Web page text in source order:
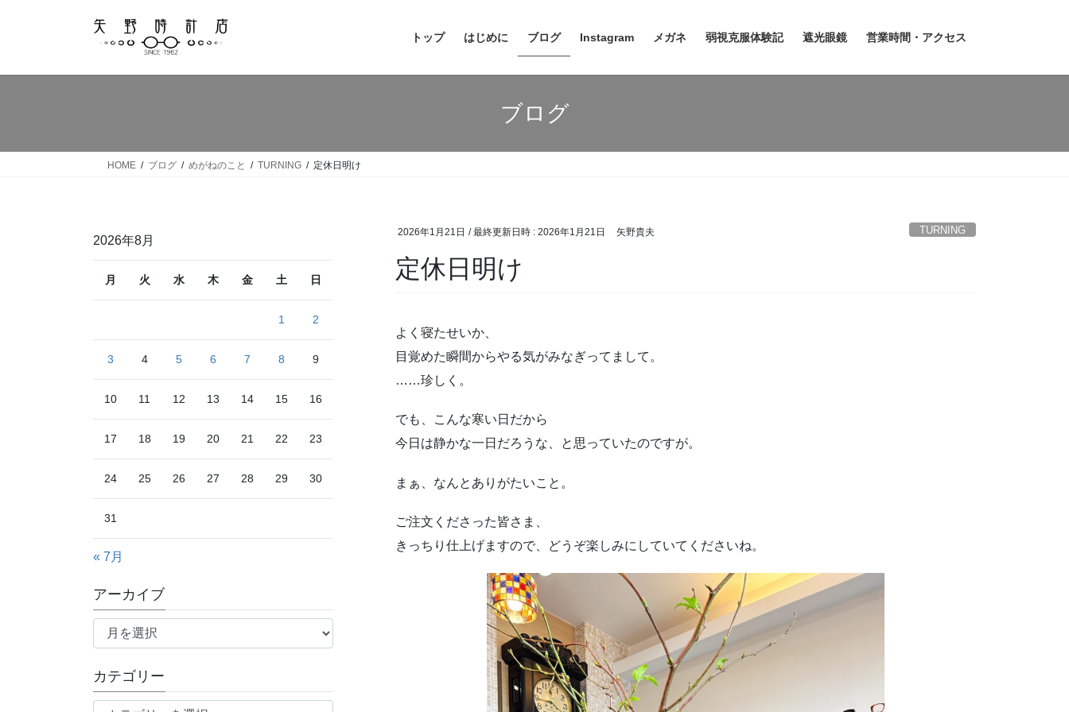
トップ はじめに ブログ Instagram メガネ 弱視克服体験記 遮光眼鏡 営業時間・アクセス
ブログ
HOME ブログ めがねのこと TURNING 定休日明け
2026年1月21日 / 最終更新日時 : 2026年1月21日 矢野貴夫 TURNING
定休日明け
よく寝たせいか、
目覚めた瞬間からやる気がみなぎってまして。
……珍しく。
でも、こんな寒い日だから
今日は静かな一日だろうな、と思っていたのですが。
まぁ、なんとありがたいこと。
ご注文くださった皆さま、
きっちり仕上げますので、どうぞ楽しみにしていてくださいね。
2026年8月
月 火 水 木 金 土 日
1 2
3 4 5 6 7 8 9
10 11 12 13 14 15 16
17 18 19 20 21 22 23
24 25 26 27 28 29 30
31
« 7月
アーカイブ
ア
イ
ブ
カテゴリー